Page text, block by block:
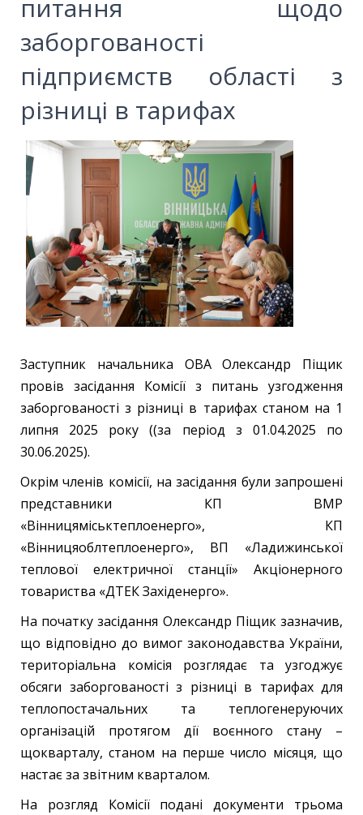
питання щодо
заборгованості
підприємств області з
різниці в тарифах
Заступник начальника ОВА Олександр Піщик
провів засідання Комісії з питань узгодження
заборгованості з різниці в тарифах станом на 1
липня 2025 року ((за період з 01.04.2025 по
30.06.2025).
Окрім членів комісії, на засідання були запрошені
представники КП ВМР
«Вінницяміськтеплоенерго», КП
«Вінницяоблтеплоенерго», ВП «Ладижинської
теплової електричної станції» Акціонерного
товариства «ДТЕК Західенерго».
На початку засідання Олександр Піщик зазначив,
що відповідно до вимог законодавства України,
територіальна комісія розглядає та узгоджує
обсяги заборгованості з різниці в тарифах для
теплопостачальних та теплогенеруючих
організацій протягом дії воєнного стану –
щокварталу, станом на перше число місяця, що
настає за звітним кварталом.
На розгляд Комісії подані документи трьома